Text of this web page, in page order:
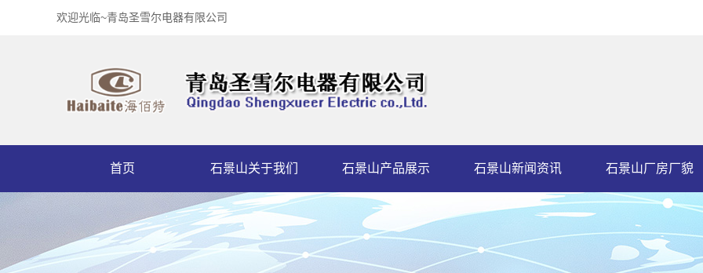
欢迎光临~青岛圣雪尔电器有限公司
首页 石景山关于我们 石景山产品展示 石景山新闻资讯 石景山厂房厂貌